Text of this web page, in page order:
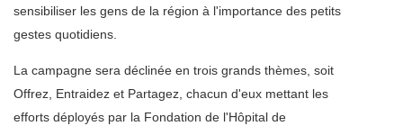
sensibiliser les gens de la région à l'importance des petits
gestes quotidiens.
La campagne sera déclinée en trois grands thèmes, soit
Offrez, Entraidez et Partagez, chacun d'eux mettant les
efforts déployés par la Fondation de l'Hôpital de